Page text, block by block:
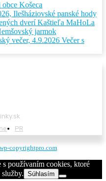
Košeca
Ilešháziovské panské hody
dverí Kaštieľa MaHoLa
jarmok
večer, 4.9.2026 Večer s
PR
wp-copyrightpro.com
s používaním cookies, ktoré
Súhlasím